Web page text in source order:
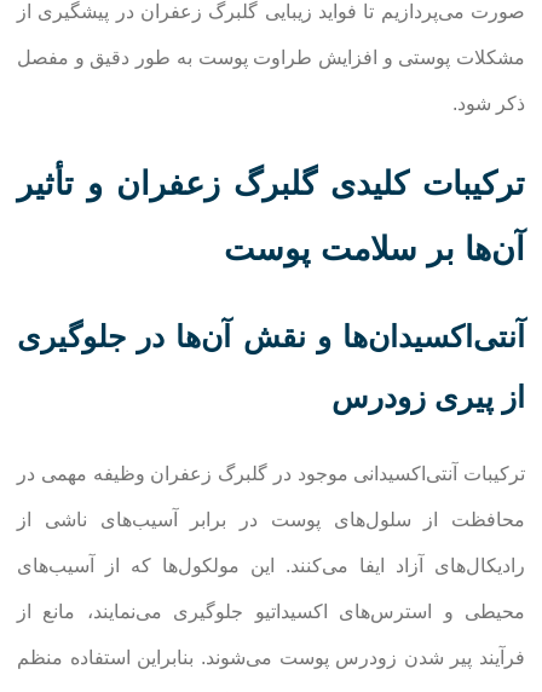
صورت می‌پردازیم تا فواید زیبایی گلبرگ زعفران در پیشگیری از
مشکلات پوستی و افزایش طراوت پوست به طور دقیق و مفصل
ذکر شود.
ترکیبات کلیدی گلبرگ زعفران و تأثیر
آن‌ها بر سلامت پوست
آنتی‌اکسیدان‌ها و نقش آن‌ها در جلوگیری
از پیری زودرس
ترکیبات آنتی‌اکسیدانی موجود در گلبرگ زعفران وظیفه مهمی در
محافظت از سلول‌های پوست در برابر آسیب‌های ناشی از
رادیکال‌های آزاد ایفا می‌کنند. این مولکول‌ها که از آسیب‌های
محیطی و استرس‌های اکسیداتیو جلوگیری می‌نمایند، مانع از
فرآیند پیر شدن زودرس پوست می‌شوند. بنابراین استفاده منظم